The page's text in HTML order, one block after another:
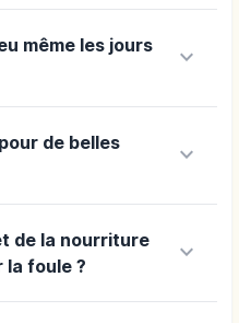
même les jours
keyboard_arrow_down
de belles
keyboard_arrow_down
de la nourriture
la foule ?
keyboard_arrow_down